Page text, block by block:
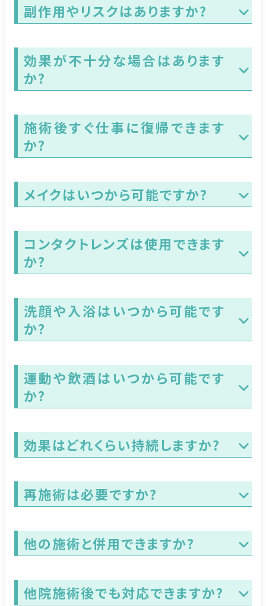
副作用やリスクはありますか?
効果が不十分な場合はあります
か?
施術後すぐ仕事に復帰できます
か?
メイクはいつから可能ですか?
コンタクトレンズは使用できます
か?
洗顔や入浴はいつから可能です
か?
運動や飲酒はいつから可能です
か?
効果はどれくらい持続しますか?
再施術は必要ですか?
他の施術と併用できますか?
他院施術後でも対応できますか?